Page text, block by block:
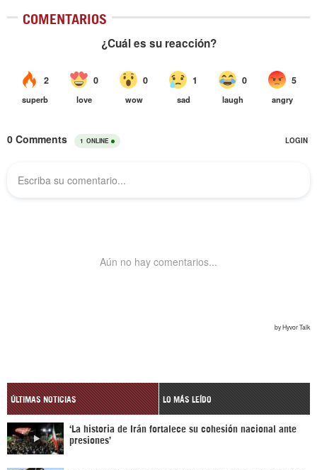
COMENTARIOS
ÚLTIMAS NOTICIAS LO MÁS LEÍDO
‘La historia de Irán fortalece su cohesión nacional ante
presiones’